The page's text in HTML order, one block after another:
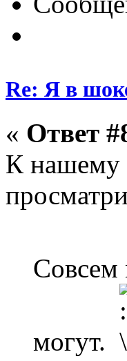
Re: Я в
« Ответ
К нашему
Совсем
могут.